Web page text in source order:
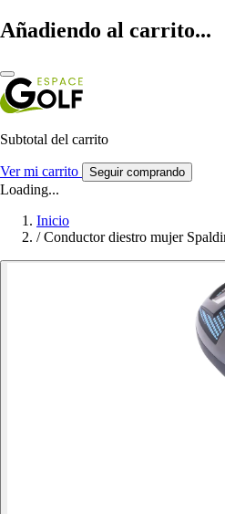
Añadiendo al carrito...
Subtotal del carrito
Ver mi carrito Seguir comprando
Loading...
Inicio
/ Conductor diestro mujer